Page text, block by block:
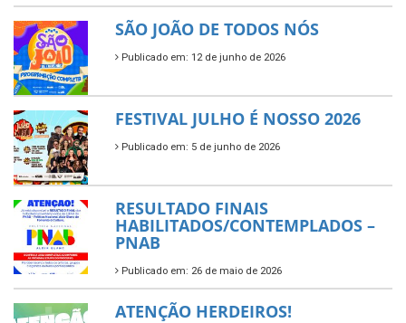
SÃO JOÃO DE TODOS NÓS
Publicado em: 12 de junho de 2026
FESTIVAL JULHO É NOSSO 2026
Publicado em: 5 de junho de 2026
RESULTADO FINAIS
HABILITADOS/CONTEMPLADOS –
PNAB
Publicado em: 26 de maio de 2026
ATENÇÃO HERDEIROS!